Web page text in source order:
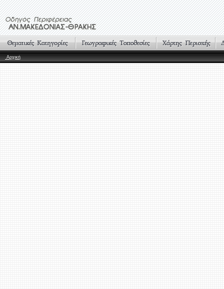
Αρχική